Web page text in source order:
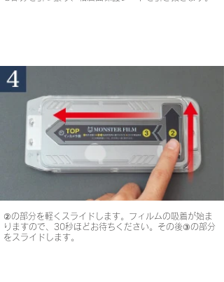
②の部分を軽くスライドします。フィルムの吸着が始ま
りますので、30秒ほどお待ちください。その後③の部分
をスライドします。